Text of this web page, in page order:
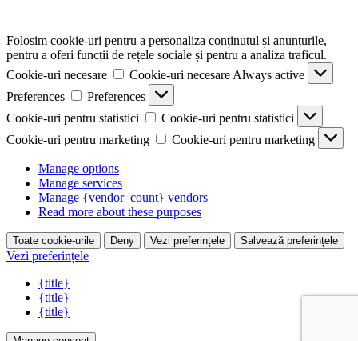
Folosim cookie-uri pentru a personaliza conținutul și anunțurile,
pentru a oferi funcții de rețele sociale și pentru a analiza traficul.
Cookie-uri necesare
Cookie-uri necesare Always active
Preferences
Preferences
Cookie-uri pentru statistici
Cookie-uri pentru statistici
Cookie-uri pentru marketing
Cookie-uri pentru marketing
Manage options
Manage services
Manage {vendor_count} vendors
Read more about these purposes
Toate cookie-urile Deny Vezi preferințele Salvează preferințele
Vezi preferințele
{title}
{title}
{title}